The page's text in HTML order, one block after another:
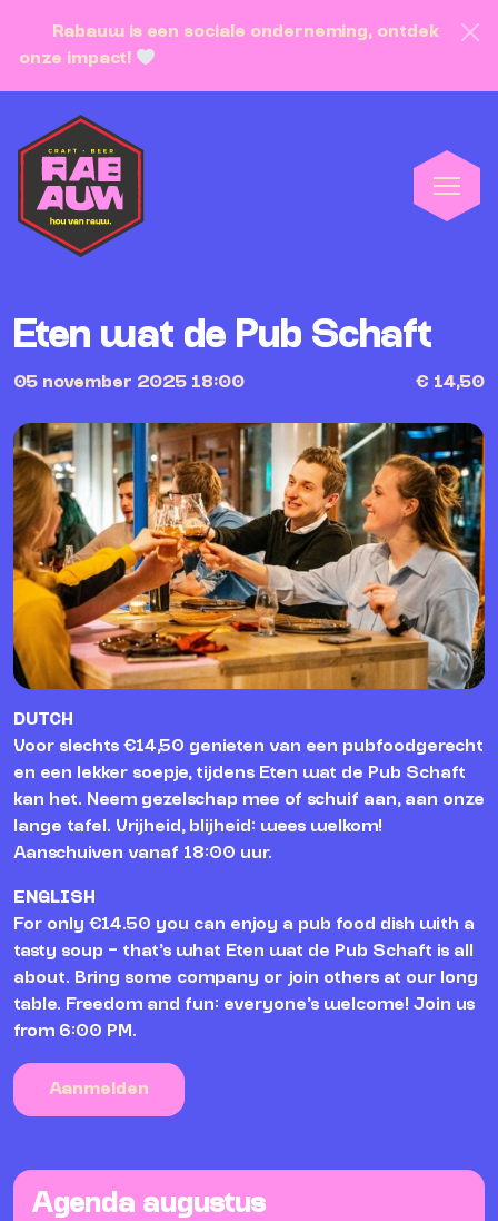
Rabauw is een sociale onderneming, ontdek
onze impact!
Eten wat de Pub Schaft
05 november 2025 18:00 € 14,50
DUTCH
Voor slechts €14,50 genieten van een pubfoodgerecht
en een lekker soepje, tijdens Eten wat de Pub Schaft
kan het. Neem gezelschap mee of schuif aan, aan onze
lange tafel. Vrijheid, blijheid: wees welkom!
Aanschuiven vanaf 18:00 uur.
ENGLISH
For only €14.50 you can enjoy a pub food dish with a
tasty soup – that’s what Eten wat de Pub Schaft is all
about. Bring some company or join others at our long
table. Freedom and fun: everyone’s welcome! Join us
from 6:00 PM.
Aanmelden
Agenda augustus